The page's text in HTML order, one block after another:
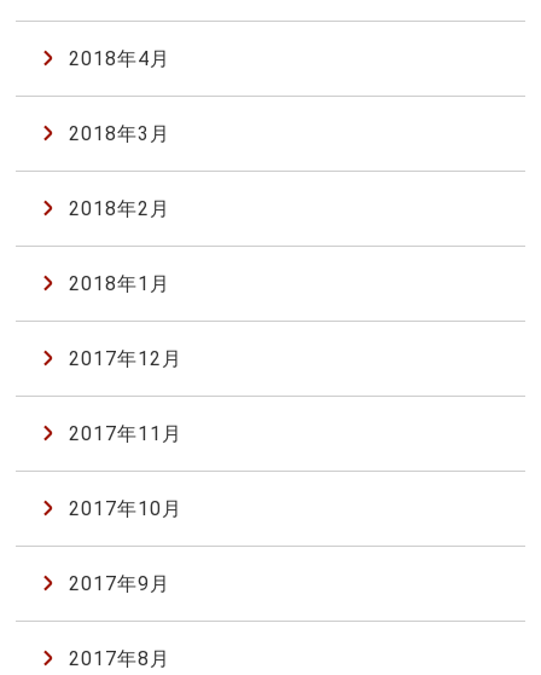
2018年4月
2018年3月
2018年2月
2018年1月
2017年12月
2017年11月
2017年10月
2017年9月
2017年8月